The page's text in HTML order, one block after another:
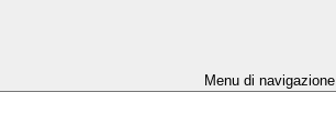
Menu di navigazione